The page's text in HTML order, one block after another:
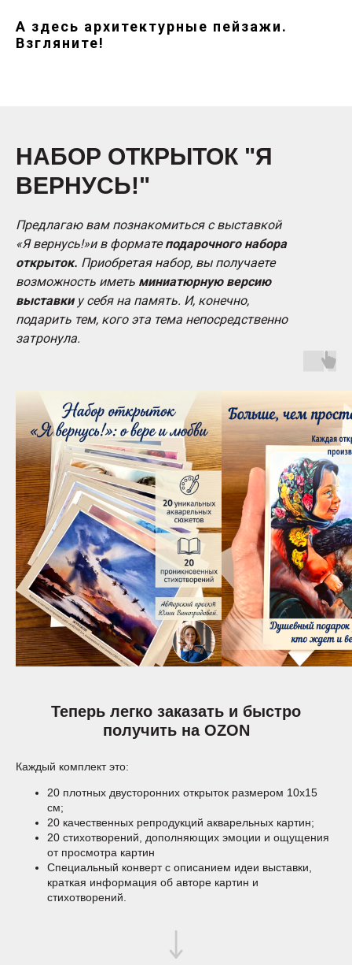
А здесь архитектурные пейзажи.
Взгляните!
НАБОР ОТКРЫТОК "Я
ВЕРНУСЬ!"
Предлагаю вам познакомиться с выставкой
«Я вернусь!»и в форматеподарочного набора
открыток. Приобретая набор, вы получаете
возможность иметь миниатюрную версию
выставкиу себя на память. И, конечно,
подарить тем, кого эта тема непосредственно
затронула.
Теперь легко заказать и быстро
получить на OZON
Каждый комплект это:
20 плотных двусторонних открыток размером 10х15
см;
20 качественных репродукций акварельных картин;
20 стихотворений, дополняющих эмоции и ощущения
от просмотра картин
Специальный конверт с описанием идеи выставки,
краткая информация об авторе картин и
стихотворений.